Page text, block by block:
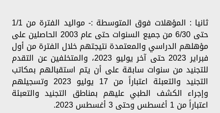
ثانيا : المؤهلات فوق المتوسطة :- مواليد الفترة من 1/1
حتى 6/30 من جميع السنوات حتى عام 2003 الحاصلين على
مؤهلهم الدراسي والمعتمدة نتيجتهم خلال الفترة من أول
فبراير 2023 حتى آخر يوليو 2023، والمتخلفين عن التقدم
للتجنيد من سنوات سابقة على أن يتم استقبالهم بمكاتب
التجنيد والتعبئة اعتباراً من 17 يوليو 2023 وتسجيلهم
وإجراء الكشف الطبي عليهم بمناطق التجنيد والتعبئة
اعتباراً من 1 أغسطس وحتى 3 أغسطس 2023.